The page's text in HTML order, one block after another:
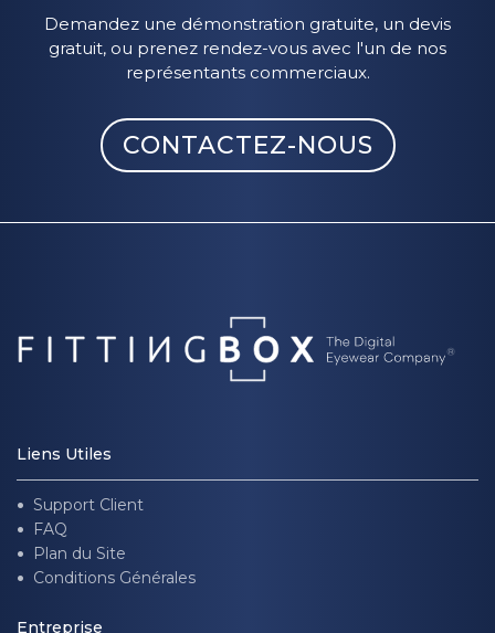
Demandez une démonstration gratuite, un devis
gratuit, ou prenez rendez-vous avec l'un de nos
représentants commerciaux.
CONTACTEZ-NOUS
Liens Utiles
Support Client
FAQ
Plan du Site
Conditions Générales
Entreprise